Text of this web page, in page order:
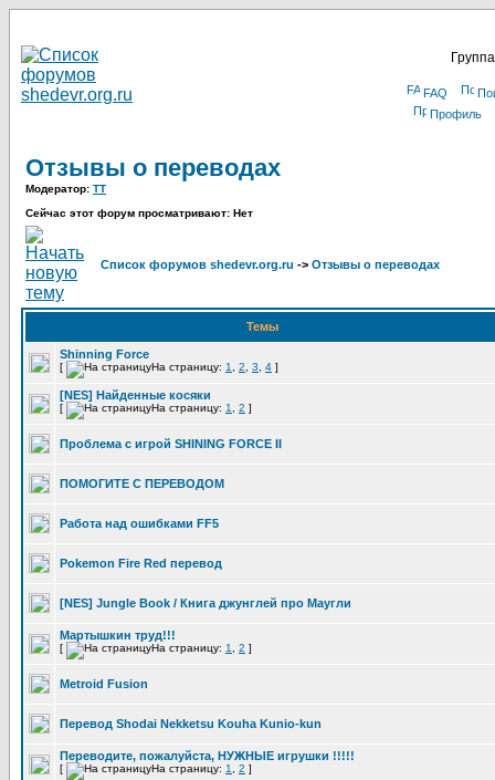
FAQ
Профиль
Отзывы о переводах
Модератор: TT
Сейчас этот форум просматривают: Нет
Список форумов shedevr.org.ru -> Отзывы о переводах
Темы
Shinning Force
[ На страницу: 1 2 3 4 ]
[NES] Найденные косяки
[ На страницу: 1 2 ]
Проблема с игрой SHINING FORCE II
ПОМОГИТЕ С ПЕРЕВОДОМ
Работа над ошибками FF5
Pokemon Fire Red перевод
[NES] Jungle Book / Книга джунглей про Маугли
Мартышкин труд!!!
[ На страницу: 1 2 ]
Metroid Fusion
Перевод Shodai Nekketsu Kouha Kunio-kun
Переводите, пожалуйста, НУЖНЫЕ игрушки !!!!!
[ На страницу: 1 2 ]